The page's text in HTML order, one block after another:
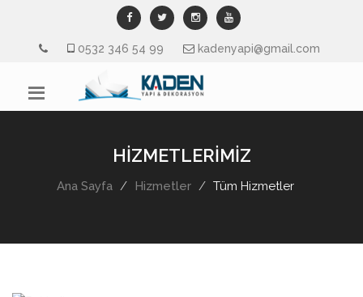
0532 346 54 99 kadenyapi@gmail.com
HİZMETLERİMİZ
Ana Sayfa Hizmetler Tüm Hizmetler